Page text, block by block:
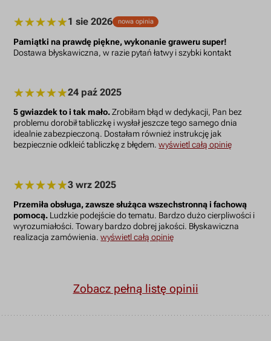
1 sie 2026 nowa opinia
Pamiątki na prawdę piękne, wykonanie graweru super!
Dostawa błyskawiczna, w razie pytań łatwy i szybki kontakt
24 paź 2025
5 gwiazdek to i tak mało.Zrobiłam błąd w dedykacji, Pan bez
problemu dorobił tabliczkę i wysłał jeszcze tego samego dnia
idealnie zabezpieczoną. Dostałam również instrukcję jak
bezpiecznie odkleić tabliczkę z błędem.wyświetl całą opinię
3 wrz 2025
Przemiła obsługa, zawsze służąca wszechstronną i fachową
pomocą. Ludzkie podejście do tematu. Bardzo dużo cierpliwości i
wyrozumiałości. Towary bardzo dobrej jakości. Błyskawiczna
realizacja zamówienia.wyświetl całą opinię
Zobacz pełną listę opinii